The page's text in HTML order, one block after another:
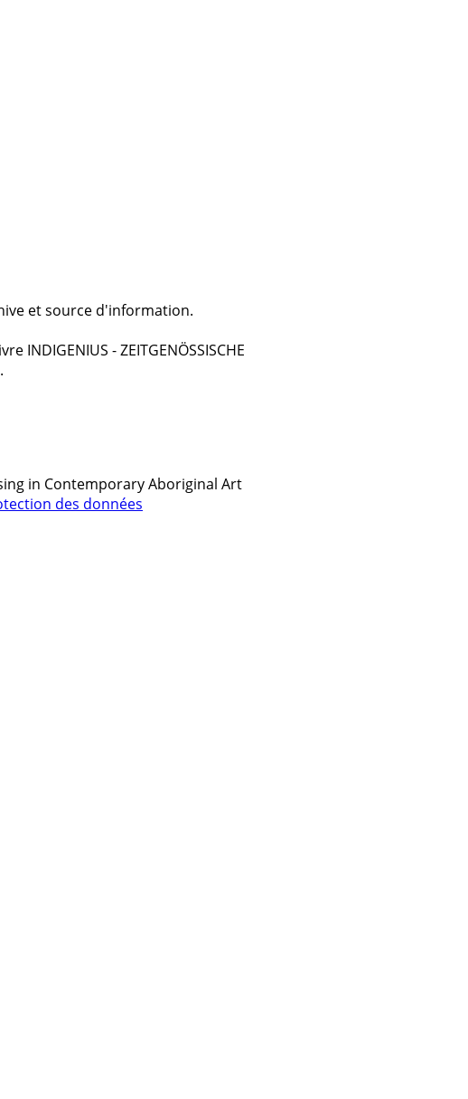
et source d'information.
INDIGENIUS - ZEITGENÖSSISCHE
in Contemporary Aboriginal Art
des données